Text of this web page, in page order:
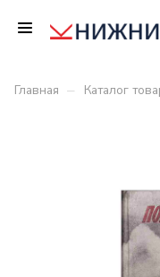
Главная – Каталог